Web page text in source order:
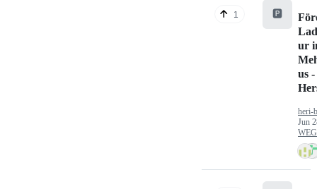
1 🅿️
ur
us -
heri-
Jun